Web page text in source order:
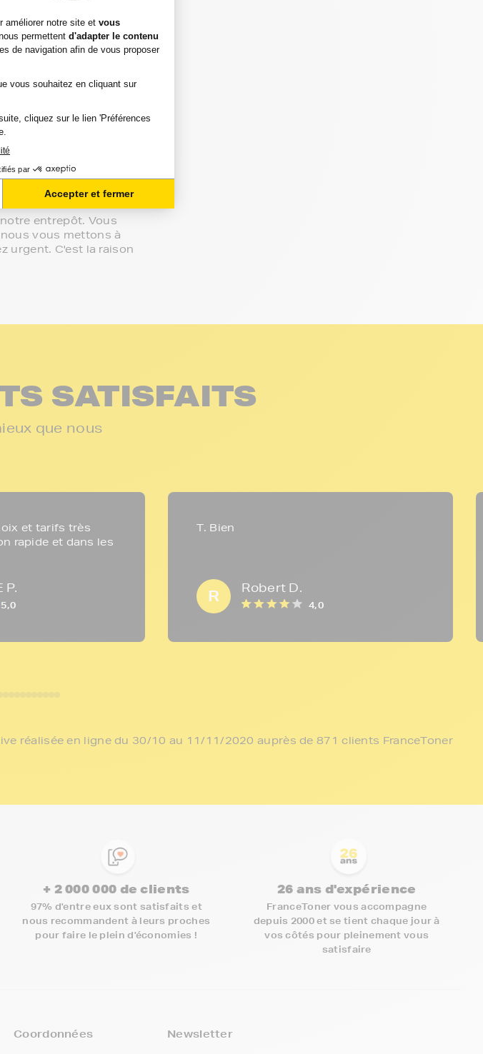
produits sans
d'encre lexmark
chez vous.
avec votre
l'installation de vos
client ou directement
sécurisée.
entrepôt. Vous
vous mettons à
urgent. C'est la raison
SATISFAITS
que nous
et tarifs très
rapide et dans les
P.
5,0
T. Bien
R Robert D.
4,0
réalisée en ligne du 30/10 au 11/11/2020 auprès de 871 clients FranceToner
+ 2 000 000 de clients
97% d'entre eux sont satisfaits et
nous recommandent à leurs proches
pour faire le plein d'économies !
26 ans d'expérience
FranceToner vous accompagne
depuis 2000 et se tient chaque jour à
vos côtés pour pleinement vous
satisfaire
Coordonnées Newsletter